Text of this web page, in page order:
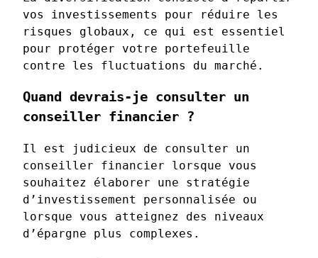
vos investissements pour réduire les
risques globaux, ce qui est essentiel
pour protéger votre portefeuille
contre les fluctuations du marché.
Quand devrais-je consulter un
conseiller financier ?
Il est judicieux de consulter un
conseiller financier lorsque vous
souhaitez élaborer une stratégie
d’investissement personnalisée ou
lorsque vous atteignez des niveaux
d’épargne plus complexes.